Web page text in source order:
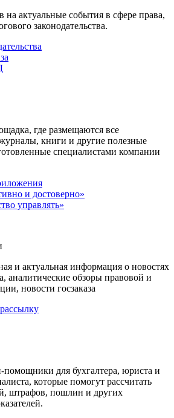
на актуальные события в сфере права,
законодательства.
где размещаются все
книги и другие полезные
специалистами компании
и достоверно»
управлять»
и актуальная информация о новостях
аналитические обзоры правовой и
новости госзаказа
для бухгалтера, юриста и
которые помогут рассчитать
штрафов, пошлин и других